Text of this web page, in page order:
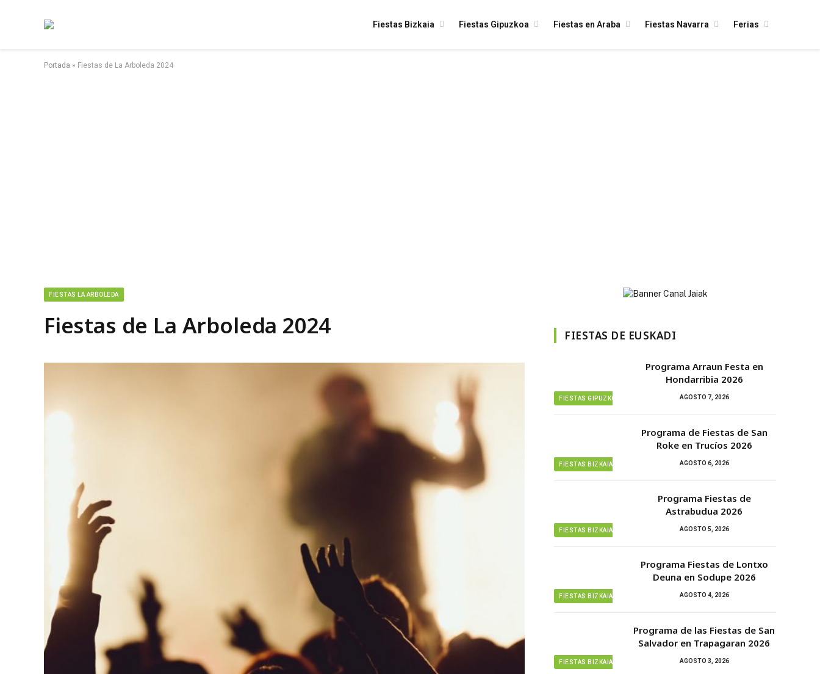
Fiestas Bizkaia Fiestas Gipuzkoa Fiestas en Araba Fiestas Navarra Ferias
Portada » Fiestas de La Arboleda 2024
FIESTAS LA ARBOLEDA
Fiestas de La Arboleda 2024 FIESTAS DE EUSKADI
FIESTAS GIPUZKOA
Programa Arraun Festa en
Hondarribia 2026
AGOSTO 7, 2026
FIESTAS BIZKAIA
Programa de Fiestas de San
Roke en Trucíos 2026
AGOSTO 6, 2026
FIESTAS BIZKAIA
Programa Fiestas de
Astrabudua 2026
AGOSTO 5, 2026
FIESTAS BIZKAIA
Programa Fiestas de Lontxo
Deuna en Sodupe 2026
AGOSTO 4, 2026
FIESTAS BIZKAIA
Programa de las Fiestas de San
Salvador en Trapagaran 2026
AGOSTO 3, 2026